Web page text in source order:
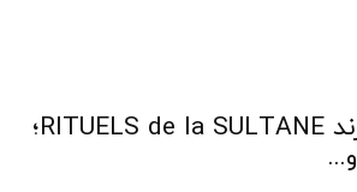
هنر زیبایی با برند RITUELS de la SULTANE؛